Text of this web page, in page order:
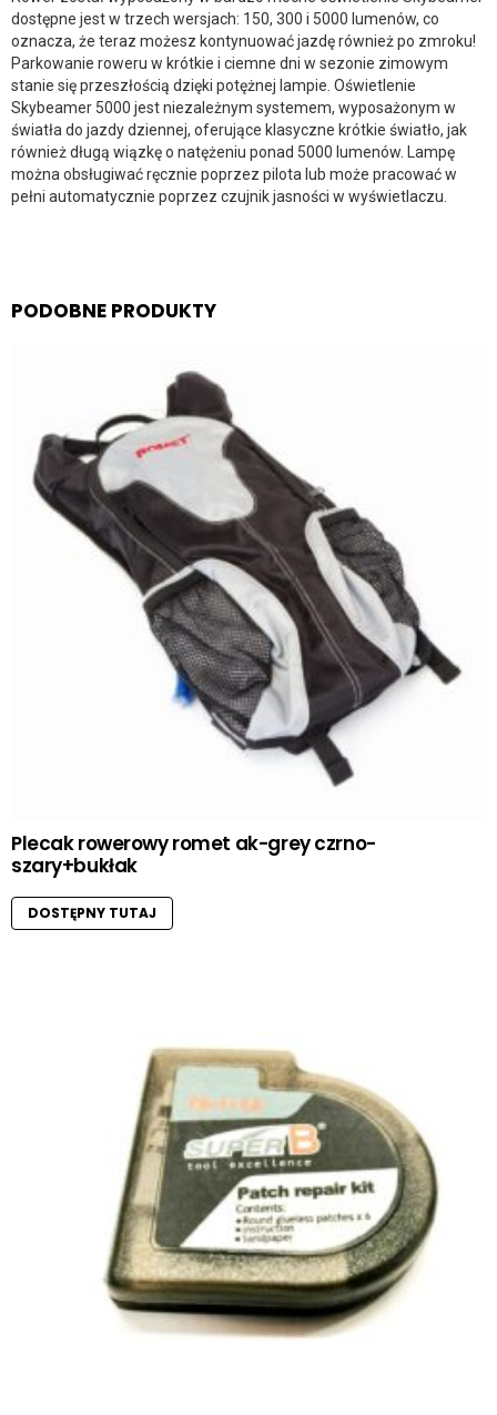
dostępne jest w trzech wersjach: 150, 300 i 5000 lumenów, co
oznacza, że teraz możesz kontynuować jazdę również po zmroku!
Parkowanie roweru w krótkie i ciemne dni w sezonie zimowym
stanie się przeszłością dzięki potężnej lampie. Oświetlenie
Skybeamer 5000 jest niezależnym systemem, wyposażonym w
światła do jazdy dziennej, oferujące klasyczne krótkie światło, jak
również długą wiązkę o natężeniu ponad 5000 lumenów. Lampę
można obsługiwać ręcznie poprzez pilota lub może pracować w
pełni automatycznie poprzez czujnik jasności w wyświetlaczu.
PODOBNE PRODUKTY
Plecak rowerowy romet ak-grey czrno-
szary+bukłak
DOSTĘPNY TUTAJ